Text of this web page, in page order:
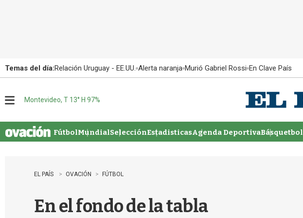
Temas del día:Relación Uruguay - EE.UU. Alerta naranja Murió Gabriel Rossi En Clave País
u
Montevideo, T 13° H 97%
FútbolMundialSelecciónEstadisticasAgenda DeportivaBásquetbol
EL PAÍS OVACIÓN FÚTBOL
En el fondo de la tabla